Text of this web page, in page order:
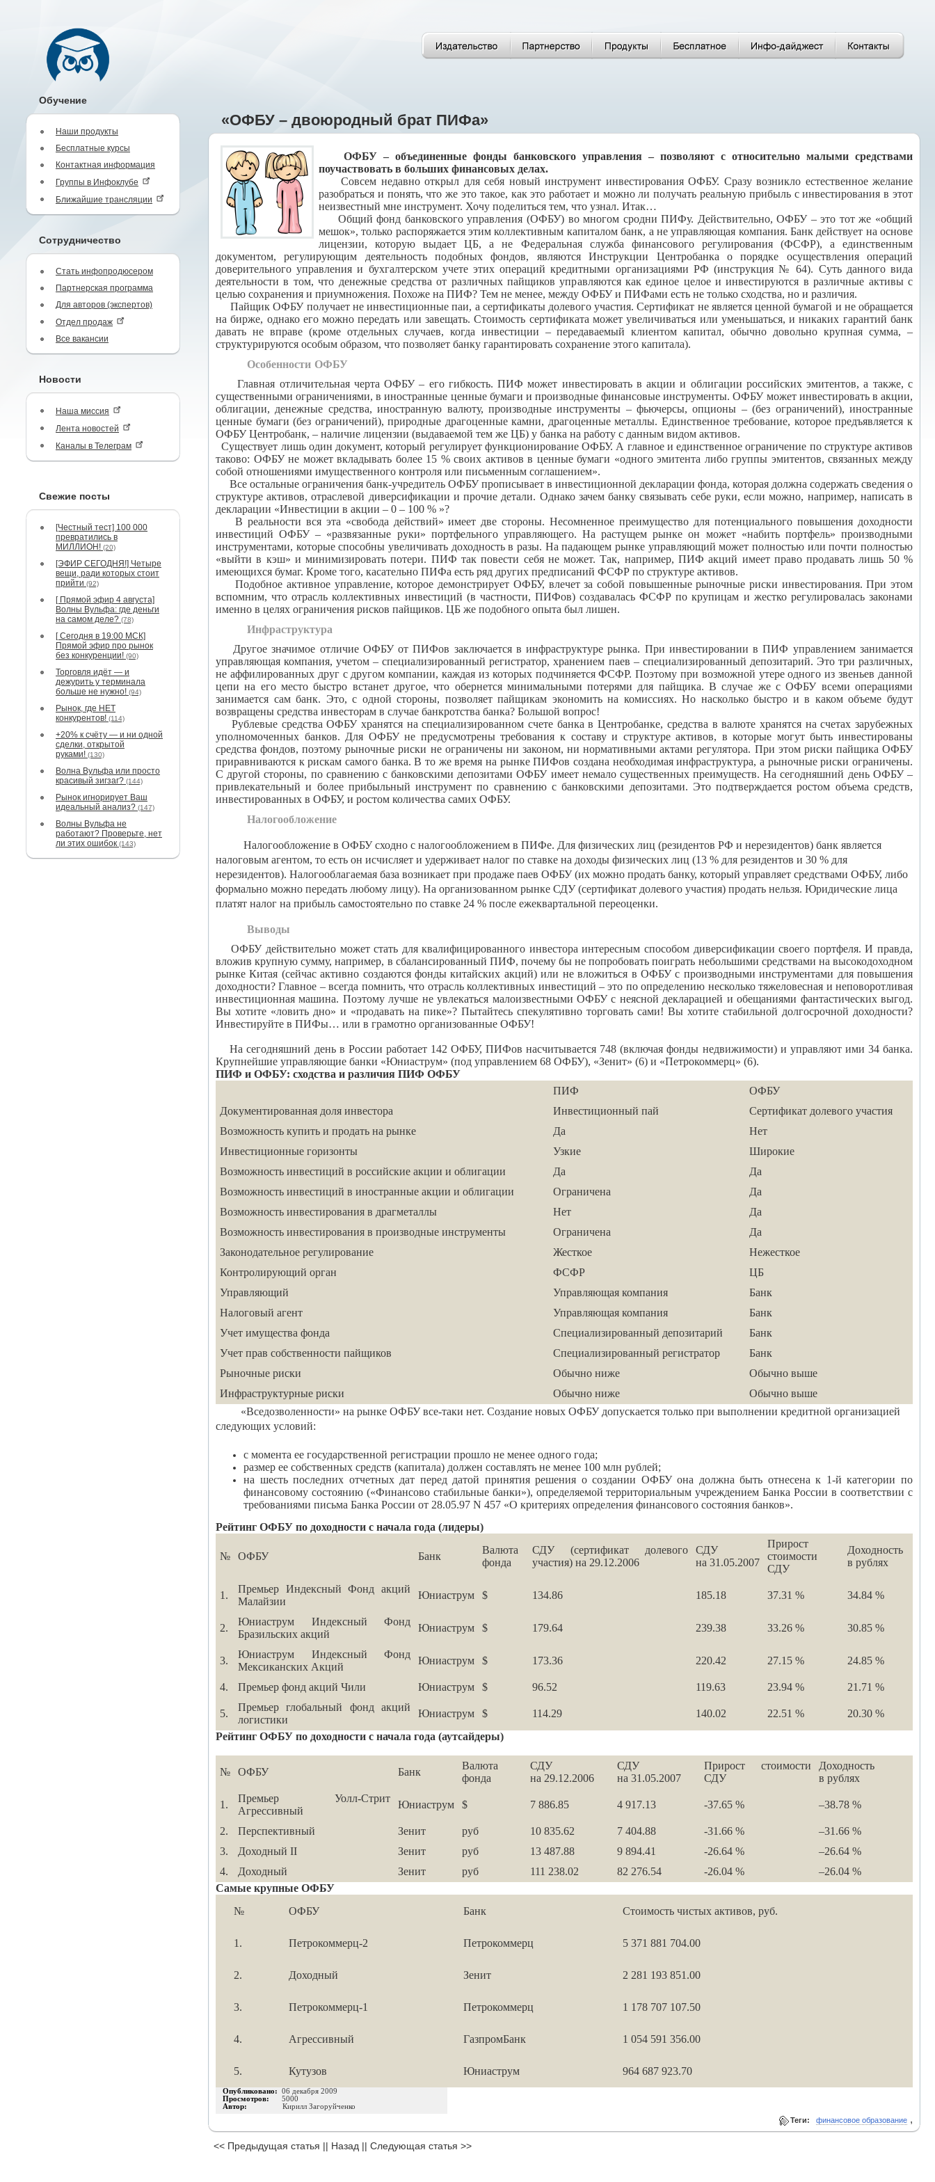
Обучение
Наши продукты
Бесплатные курсы
Контактная информация
Группы в Инфоклубе
Ближайшие трансляции
Сотрудничество
Стать инфопродюсером
Партнерская программа
Для авторов (экспертов)
Отдел продаж
Все вакансии
Новости
Наша миссия
Лента новостей
Каналы в Телеграм
Свежие посты
[Честный тест] 100 000
превратились в
МИЛЛИОН! (20)
[ЭФИР СЕГОДНЯ!] Четыре
вещи, ради которых стоит
прийти (92)
[ Прямой эфир 4 августа]
Волны Вульфа: где деньги
на самом деле? (78)
[ Сегодня в 19:00 МСК]
Прямой эфир про рынок
без конкуренции! (90)
Торговля идёт — и
дежурить у терминала
больше не нужно! (94)
Рынок, где НЕТ
конкурентов! (114)
+20% к счёту — и ни одной
сделки, открытой
руками! (130)
Волна Вульфа или просто
красивый зигзаг? (144)
Рынок игнорирует Ваш
идеальный анализ? (147)
Волны Вульфа не
работают? Проверьте, нет
ли этих ошибок (143)
«ОФБУ – двоюродный брат ПИФа»
ОФБУ – объединенные фонды банковского управления – позволяют с относительно малыми средствами
поучаствовать в больших финансовых делах.
Совсем недавно открыл для себя новый инструмент инвестирования ОФБУ. Сразу возникло естественное желание
разобраться и понять, что же это такое, как это работает и можно ли получать реальную прибыль с инвестирования в этот
неизвестный мне инструмент. Хочу поделиться тем, что узнал. Итак…
Общий фонд банковского управления (ОФБУ) во многом сродни ПИФу. Действительно, ОФБУ – это тот же «общий
мешок», только распоряжается этим коллективным капиталом банк, а не управляющая компания. Банк действует на основе
лицензии, которую выдает ЦБ, а не Федеральная служба финансового регулирования (ФСФР), а единственным
документом, регулирующим деятельность подобных фондов, являются Инструкции Центробанка о порядке осуществления операций
доверительного управления и бухгалтерском учете этих операций кредитными организациями РФ (инструкция № 64). Суть данного вида
деятельности в том, что денежные средства от различных пайщиков управляются как единое целое и инвестируются в различные активы с
целью сохранения и приумножения. Похоже на ПИФ? Тем не менее, между ОФБУ и ПИФами есть не только сходства, но и различия.
Пайщик ОФБУ получает не инвестиционные паи, а сертификаты долевого участия. Сертификат не является ценной бумагой и не обращается
на бирже, однако его можно передать или завещать. Стоимость сертификата может увеличиваться или уменьшаться, и никаких гарантий банк
давать не вправе (кроме отдельных случаев, когда инвестиции – передаваемый клиентом капитал, обычно довольно крупная сумма, –
структурируются особым образом, что позволяет банку гарантировать сохранение этого капитала).
Особенности ОФБУ
Главная отличительная черта ОФБУ – его гибкость. ПИФ может инвестировать в акции и облигации российских эмитентов, а также, с
существенными ограничениями, в иностранные ценные бумаги и производные финансовые инструменты. ОФБУ может инвестировать в акции,
облигации, денежные средства, иностранную валюту, производные инструменты – фьючерсы, опционы – (без ограничений), иностранные
ценные бумаги (без ограничений), природные драгоценные камни, драгоценные металлы. Единственное требование, которое предъявляется к
ОФБУ Центробанк, – наличие лицензии (выдаваемой тем же ЦБ) у банка на работу с данным видом активов.
Существует лишь один документ, который регулирует функционирование ОФБУ. А главное и единственное ограничение по структуре активов
таково: ОФБУ не может вкладывать более 15 % своих активов в ценные бумаги «одного эмитента либо группы эмитентов, связанных между
собой отношениями имущественного контроля или письменным соглашением».
Все остальные ограничения банк-учредитель ОФБУ прописывает в инвестиционной декларации фонда, которая должна содержать сведения о
структуре активов, отраслевой диверсификации и прочие детали. Однако зачем банку связывать себе руки, если можно, например, написать в
декларации «Инвестиции в акции – 0 – 100 % »?
В реальности вся эта «свобода действий» имеет две стороны. Несомненное преимущество для потенциального повышения доходности
инвестиций ОФБУ – «развязанные руки» портфельного управляющего. На растущем рынке он может «набить портфель» производными
инструментами, которые способны увеличивать доходность в разы. На падающем рынке управляющий может полностью или почти полностью
«выйти в кэш» и минимизировать потери. ПИФ так повести себя не может. Так, например, ПИФ акций имеет право продавать лишь 50 %
имеющихся бумаг. Кроме того, касательно ПИФа есть ряд других предписаний ФСФР по структуре активов.
Подобное активное управление, которое демонстрирует ОФБУ, влечет за собой повышенные рыночные риски инвестирования. При этом
вспомним, что отрасль коллективных инвестиций (в частности, ПИФов) создавалась ФСФР по крупицам и жестко регулировалась законами
именно в целях ограничения рисков пайщиков. ЦБ же подобного опыта был лишен.
Инфраструктура
Другое значимое отличие ОФБУ от ПИФов заключается в инфраструктуре рынка. При инвестировании в ПИФ управлением занимается
управляющая компания, учетом – специализированный регистратор, хранением паев – специализированный депозитарий. Это три различных,
не аффилированных друг с другом компании, каждая из которых подчиняется ФСФР. Поэтому при возможной утере одного из звеньев данной
цепи на его место быстро встанет другое, что обернется минимальными потерями для пайщика. В случае же с ОФБУ всеми операциями
занимается сам банк. Это, с одной стороны, позволяет пайщикам экономить на комиссиях. Но насколько быстро и в каком объеме будут
возвращены средства инвесторам в случае банкротства банка? Большой вопрос!
Рублевые средства ОФБУ хранятся на специализированном счете банка в Центробанке, средства в валюте хранятся на счетах зарубежных
уполномоченных банков. Для ОФБУ не предусмотрены требования к составу и структуре активов, в которые могут быть инвестированы
средства фондов, поэтому рыночные риски не ограничены ни законом, ни нормативными актами регулятора. При этом риски пайщика ОФБУ
приравниваются к рискам самого банка. В то же время на рынке ПИФов создана необходимая инфраструктура, а рыночные риски ограничены.
С другой стороны, по сравнению с банковскими депозитами ОФБУ имеет немало существенных преимуществ. На сегодняшний день ОФБУ –
привлекательный и более прибыльный инструмент по сравнению с банковскими депозитами. Это подтверждается ростом объема средств,
инвестированных в ОФБУ, и ростом количества самих ОФБУ.
Налогообложение
Налогообложение в ОФБУ сходно с налогообложением в ПИФе. Для физических лиц (резидентов РФ и нерезидентов) банк является
налоговым агентом, то есть он исчисляет и удерживает налог по ставке на доходы физических лиц (13 % для резидентов и 30 % для
нерезидентов). Налогооблагаемая база возникает при продаже паев ОФБУ (их можно продать банку, который управляет средствами ОФБУ, либо
формально можно передать любому лицу). На организованном рынке СДУ (сертификат долевого участия) продать нельзя. Юридические лица
платят налог на прибыль самостоятельно по ставке 24 % после ежеквартальной переоценки.
Выводы
ОФБУ действительно может стать для квалифицированного инвестора интересным способом диверсификации своего портфеля. И правда,
вложив крупную сумму, например, в сбалансированный ПИФ, почему бы не попробовать поиграть небольшими средствами на высокодоходном
рынке Китая (сейчас активно создаются фонды китайских акций) или не вложиться в ОФБУ с производными инструментами для повышения
доходности? Главное – всегда помнить, что отрасль коллективных инвестиций – это по определению несколько тяжеловесная и неповоротливая
инвестиционная машина. Поэтому лучше не увлекаться малоизвестными ОФБУ с неясной декларацией и обещаниями фантастических выгод.
Вы хотите «ловить дно» и «продавать на пике»? Пытайтесь спекулятивно торговать сами! Вы хотите стабильной долгосрочной доходности?
Инвестируйте в ПИФы… или в грамотно организованные ОФБУ!
На сегодняшний день в России работает 142 ОФБУ, ПИФов насчитывается 748 (включая фонды недвижимости) и управляют ими 34 банка.
Крупнейшие управляющие банки «Юниаструм» (под управлением 68 ОФБУ), «Зенит» (6) и «Петрокоммерц» (6).
ПИФ и ОФБУ: сходства и различия ПИФ ОФБУ
ПИФ
ОФБУ
Документированная доля инвестора
Инвестиционный пай
Сертификат долевого участия
Возможность купить и продать на рынке
Да
Нет
Инвестиционные горизонты
Узкие
Широкие
Возможность инвестиций в российские акции и облигации
Да
Да
Возможность инвестиций в иностранные акции и облигации
Ограничена
Да
Возможность инвестирования в драгметаллы
Нет
Да
Возможность инвестирования в производные инструменты
Ограничена
Да
Законодательное регулирование
Жесткое
Нежесткое
Контролирующий орган
ФСФР
ЦБ
Управляющий
Управляющая компания
Банк
Налоговый агент
Управляющая компания
Банк
Учет имущества фонда
Специализированный депозитарий
Банк
Учет прав собственности пайщиков
Специализированный регистратор
Банк
Рыночные риски
Обычно ниже
Обычно выше
Инфраструктурные риски
Обычно ниже
Обычно выше
«Вседозволенности» на рынке ОФБУ все-таки нет. Создание новых ОФБУ допускается только при выполнении кредитной организацией
следующих условий:
с момента ее государственной регистрации прошло не менее одного года;
размер ее собственных средств (капитала) должен составлять не менее 100 млн рублей;
на шесть последних отчетных дат перед датой принятия решения о создании ОФБУ она должна быть отнесена к 1-й категории по
финансовому состоянию («Финансово стабильные банки»), определяемой территориальным учреждением Банка России в соответствии с
требованиями письма Банка России от 28.05.97 N 457 «О критериях определения финансового состояния банков».
Рейтинг ОФБУ по доходности с начала года (лидеры)
№ ОФБУ Банк
Валюта
фонда
СДУ (сертификат долевого
участия) на 29.12.2006
СДУ
на 31.05.2007
Прирост
стоимости
СДУ
Доходность
в рублях
1.
Премьер Индексный Фонд акций
Малайзии
Юниаструм $ 134.86 185.18 37.31 % 34.84 %
2.
Юниаструм Индексный Фонд
Бразильских акций
Юниаструм $ 179.64 239.38 33.26 % 30.85 %
3.
Юниаструм Индексный Фонд
Мексиканских Акций
Юниаструм $ 173.36 220.42 27.15 % 24.85 %
4. Премьер фонд акций Чили Юниаструм $ 96.52 119.63 23.94 % 21.71 %
5.
Премьер глобальный фонд акций
логистики
Юниаструм $ 114.29 140.02 22.51 %
20.30 %
Рейтинг ОФБУ по доходности с начала года (аутсайдеры)
№ ОФБУ Банк
Валюта
фонда
СДУ
на 29.12.2006
СДУ
на 31.05.2007
Прирост стоимости
СДУ
Доходность
в рублях
1.
Премьер Уолл-Стрит
Агрессивный
Юниаструм $ 7 886.85 4 917.13 -37.65 % –38.78 %
2. Перспективный Зенит руб 10 835.62 7 404.88 -31.66 %
–31.66 %
3.
Доходный II Зенит руб 13 487.88 9 894.41 -26.64 %
–26.64 %
4.
Доходный Зенит руб 111 238.02 82 276.54 -26.04 %
–26.04 %
Самые крупные ОФБУ
№
ОФБУ Банк Стоимость чистых активов, руб.
1. Петрокоммерц-2 Петрокоммерц 5 371 881 704.00
2. Доходный Зенит 2 281 193 851.00
3. Петрокоммерц-1 Петрокоммерц 1 178 707 107.50
4. Агрессивный ГазпромБанк 1 054 591 356.00
5. Кутузов Юниаструм 964 687 923.70
Опубликовано: 06 декабря 2009
Просмотров: 5000
Автор:
Кирилл Загоруйченко
Теги: финансовое образование ,
<< Предыдущая статья || Назад || Следующая статья >>